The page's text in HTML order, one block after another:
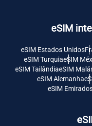
eSIM
eSIM Estados Unidos
eSIM TurquiaeSIM
eSIM TailândiaeSIM
eSIM Alemanha
eSIM